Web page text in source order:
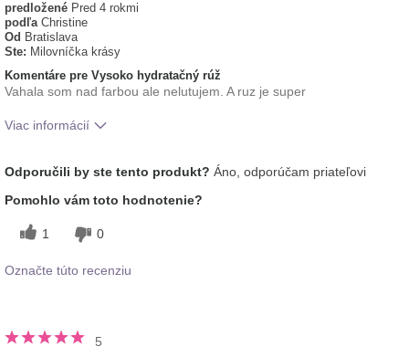
predložené Pred 4 rokmi
podľa Christine
Od Bratislava
Ste: Milovníčka krásy
Komentáre pre Vysoko hydratačný rúž
Vahala som nad farbou ale nelutujem. A ruz je super
Viac informácií
Ako sa vám páči odtieň tohto prípravku?
Ako porovnávate tento prípravok s inými
značkami dekoratívnej kozmetiky, ktoré ste
Odporučili by ste tento produkt? Áno, odporúčam priateľovi
Pomohlo vám toto hodnotenie?
1 0
Označte túto recenziu
5